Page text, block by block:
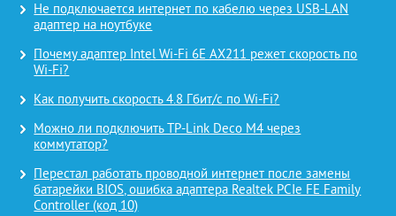
Не подключается интернет по кабелю через USB-LAN
адаптер на ноутбуке
Почему адаптер Intel Wi-Fi 6E AX211 режет скорость по
Wi-Fi?
Как получить скорость 4.8 Гбит/с по Wi-Fi?
Можно ли подключить TP-Link Deco M4 через
коммутатор?
Перестал работать проводной интернет после замены
батарейки BIOS, ошибка адаптера Realtek PCIe FE Family
Controller (код 10)